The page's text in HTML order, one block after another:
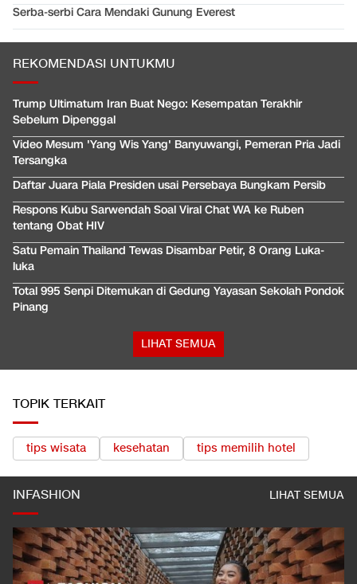
Serba-serbi Cara Mendaki Gunung Everest
REKOMENDASI UNTUKMU
Trump Ultimatum Iran Buat Nego: Kesempatan Terakhir
Sebelum Dipenggal
Video Mesum 'Yang Wis Yang' Banyuwangi, Pemeran Pria Jadi
Tersangka
Daftar Juara Piala Presiden usai Persebaya Bungkam Persib
Respons Kubu Sarwendah Soal Viral Chat WA ke Ruben
tentang Obat HIV
Satu Pemain Thailand Tewas Disambar Petir, 8 Orang Luka-
luka
Total 995 Senpi Ditemukan di Gedung Yayasan Sekolah Pondok
Pinang
LIHAT SEMUA
TOPIK TERKAIT
tips wisata kesehatan tips memilih hotel
INFASHION LIHAT SEMUA